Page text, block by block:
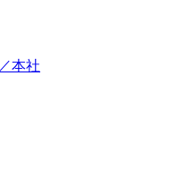
本社